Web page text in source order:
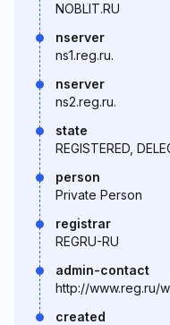
NOBLIT.RU
nserver
ns1.reg.ru.
nserver
ns2.reg.ru.
state
REGISTERED,
person
Private Person
registrar
REGRU-RU
admin-contact
http://www.reg.ru/
created